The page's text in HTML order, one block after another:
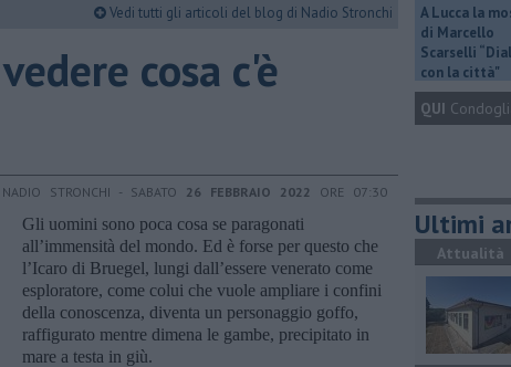
Vedi tutti gli articoli del blog di Nadio Stronchi
cosa c'è
STRONCHI - SABATO 26 FEBBRAIO 2022 ORE 07:30
Gli uomini sono poca cosa se paragonati
all’immensità del mondo. Ed è forse per questo che
l’Icaro di Bruegel, lungi dall’essere venerato come
esploratore, come colui che vuole ampliare i confini
della conoscenza, diventa un personaggio goffo,
raffigurato mentre dimena le gambe, precipitato in
mare a testa in giù.
A Lucca la
di Marcello
Scarselli
con la città"
QUI
Ultimi
Attualità